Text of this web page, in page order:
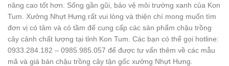
nâng cao tốt hơn. Sống gần gũi, bảo vệ môi trường xanh của Kon
Tum. Xưởng Nhựt Hưng rất vui lòng và thiện chí mong muốn tìm
đơn vị có tâm và có tầm để cung cấp các sản phẩm chậu trồng
cây cảnh chất lượng tại tỉnh Kon Tum. Các bạn có thể gọi hotline:
0933.284.182 – 0985.985.057 để được tư vấn thêm về các mẫu
mã và giá bán chậu trồng cây tận gốc xưởng Nhựt Hưng.